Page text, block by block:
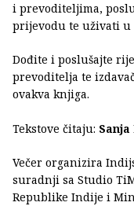
i prevoditeljima,
prijevodu te uživati u
Dođite i poslušajte
prevoditelja te
ovakva knjiga.
Tekstove čitaju:
Večer organizira
suradnji sa Studio
Republike Indije i